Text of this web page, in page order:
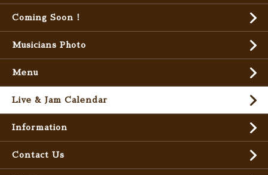
Coming Soon !
Musicians Photo
Menu
Live & Jam Calendar
Information
Contact Us